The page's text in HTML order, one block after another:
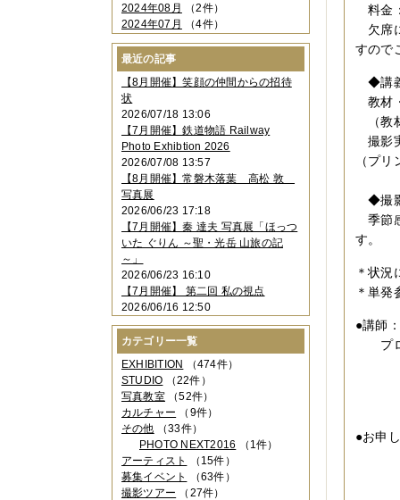
料金
欠席
すので
◆講
教材
（教
撮影
（プ
◆撮
季節
す。
＊状況
＊単
●講師
プロ
●お申
2024年08月
（2件）
2024年07月
（4件）
2024年06月（4件）
2024年04月
2024年03月（3件）
2024年02月（2件）
2023年12月
2023年11月 （4件）
2023年10月（3件）
2023年09月（4件）
2023年08月 （1件）
2023年06月（3件）
2023年05月
2023年04月 （2件）
2023年03月（5件）
2023年02月（3件）
2023年01月
2022年12月 （3件）
2022年11月（2件）
2022年10月（4件）
2022年09月（2件）
2022年08月
（3件）
2022年07月（3件）
2022年05月（4件）
2022年04月（2件）
2022年03月
（5件）
2022年02月（3件）
2022年01月（3件）
2021年12月（2件）
2021年11月（3件）
2021年10月
（1件）
最近の記事
【8月開催】笑顔の仲間からの招待
状
2026/07/18 13:06
【7月開催】鉄道物語 Railway
Photo Exhibtion 2026
2026/07/08 13:57
【8月開催】常磐木落葉 高松 敦
写真展
2026/06/23 17:18
【7月開催】秦 達夫 写真展「ほっつ
いた ぐりん ～聖・光岳 山旅の記
～」
2026/06/23 16:10
【7月開催】 第二回 私の視点
2026/06/16 12:50
カテゴリー一覧
EXHIBITION （474件）
STUDIO （22件）
写真教室（52件）
カルチャー （9件）
その他 （33件）
PHOTO NEXT2016 （1件）
アーティスト
（15件）
募集イベント
（63件）
撮影ツアー （27件）